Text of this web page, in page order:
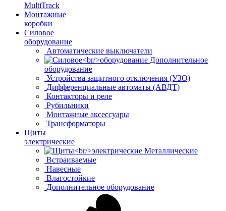
MultiTrack
Монтажные
коробки
Силовое
оборудование
Автоматические выключатели
Дополнительное
оборудование
Устройства защитного отключения (УЗО)
Дифференциальные автоматы (АВДТ)
Контакторы и реле
Рубильники
Монтажные аксессуары
Трансформаторы
Щиты
электрические
Металлические
Встраиваемые
Навесные
Влагостойкие
Дополнительное оборудование